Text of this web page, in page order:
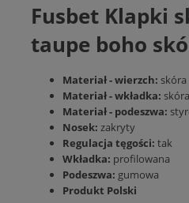
Fusbet Klapki
taupe boho
Materiał - wierzch:
Materiał - wkładka:
Materiał - podeszwa:
Nosek: zakryty
Regulacja tęgości: tak
Wkładka: profilowana
Podeszwa: gumowa
Produkt Polski